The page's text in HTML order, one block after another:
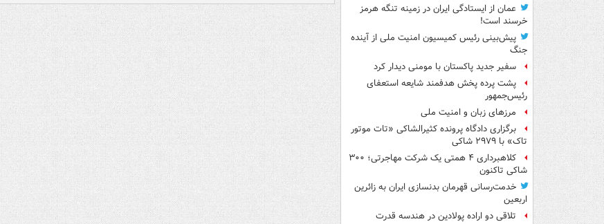
عمان از ایستادگی ایران در زمینه تنگه هرمز
خرسند است!
پیش‌بینی رئیس کمیسیون امنیت ملی از آینده
جنگ
سفیر جدید پاکستان با مومنی دیدار کرد
پشت پرده پخش هدفمند شایعه استعفای
رئیس‌جمهور
مرزهای زبان و امنیت ملی
برگزاری دادگاه پرونده کثیرالشاکی «تات موتور
تاک» با ۲۹۷۹ شاکی
کلاهبرداری ۴ همتی یک شرکت مهاجرتی؛ ۳۰۰
شاکی تاکنون
خدمت‌رسانی قهرمان بدنسازی ایران به زائرین
اربعین
تلاقی دو اراده پولادین در هندسه قدرت